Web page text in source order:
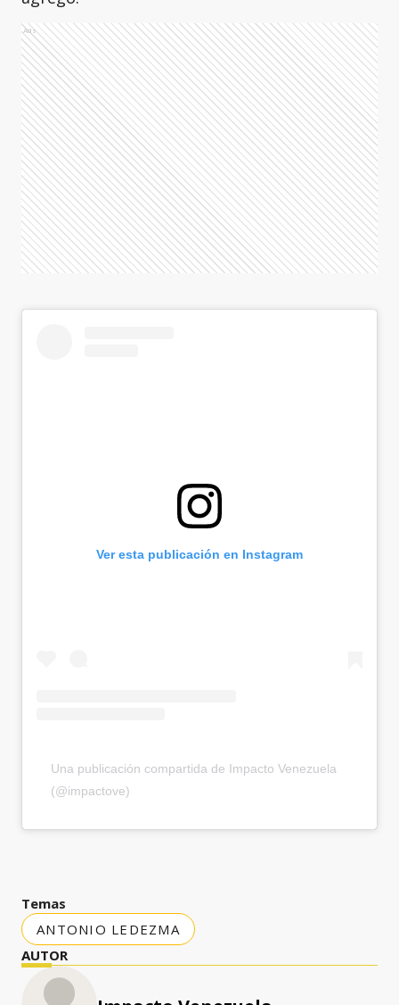
Ads
Ver esta publicación en Instagram
Una publicación compartida de Impacto Venezuela
(@impactove)
Temas
ANTONIO LEDEZMA
AUTOR